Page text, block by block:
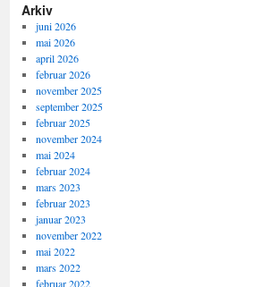
Arkiv
juni 2026
mai 2026
april 2026
februar 2026
november 2025
september 2025
februar 2025
november 2024
mai 2024
februar 2024
mars 2023
februar 2023
januar 2023
november 2022
mai 2022
mars 2022
februar 2022